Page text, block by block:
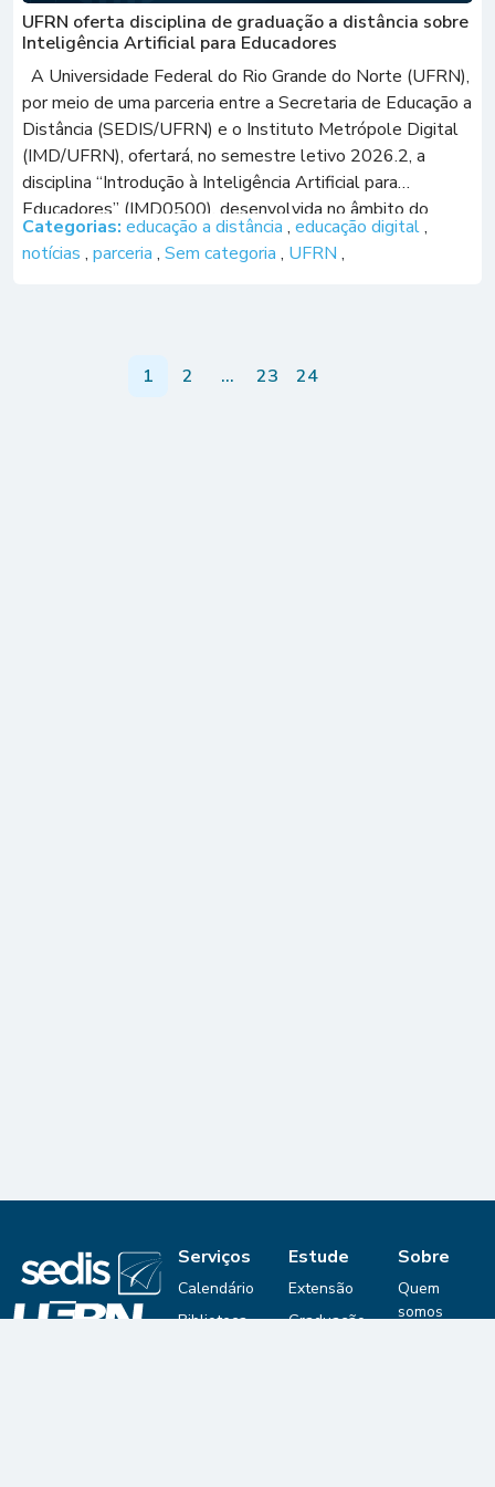
UFRN oferta disciplina de graduação a distância sobre
Inteligência Artificial para Educadores
A Universidade Federal do Rio Grande do Norte (UFRN),
por meio de uma parceria entre a Secretaria de Educação a
Distância (SEDIS/UFRN) e o Instituto Metrópole Digital
(IMD/UFRN), ofertará, no semestre letivo 2026.2, a
disciplina “Introdução à Inteligência Artificial para
Educadores” (IMD0500), desenvolvida no âmbito do
Programa Metrópole IA 360. Voltada à formação de […]
Categorias: educação a distância , educação digital,
notícias , parceria , Sem categoria , UFRN ,
1 2 … 23 24
Serviços
Calendário
Biblioteca
Estude
Extensão
Graduação
Sobre
Quem
somos